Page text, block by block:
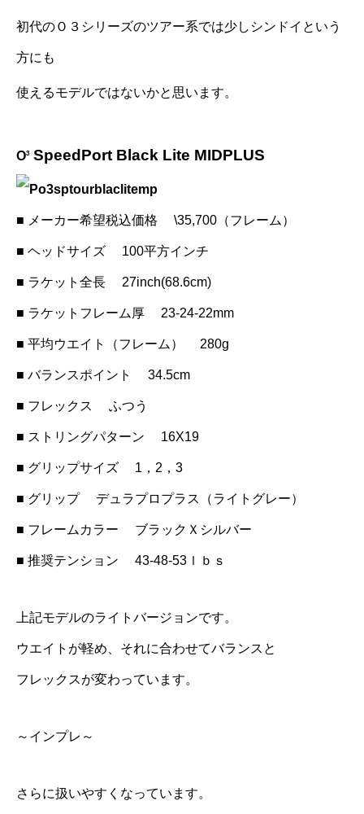
初代のＯ３シリーズのツアー系では少しシンドイという
方にも
使えるモデルではないかと思います。
O3 SpeedPort Black Lite MIDPLUS
■ メーカー希望税込価格 \35,700（フレーム）
■ ヘッドサイズ 100平方インチ
■ ラケット全長 27inch(68.6cm)
■ ラケットフレーム厚 23-24-22mm
■ 平均ウエイト（フレーム） 280g
■ バランスポイント 34.5cm
■ フレックス ふつう
■ ストリングパターン 16X19
■ グリップサイズ 1，2，3
■ グリップ デュラプロプラス（ライトグレー）
■ フレームカラー ブラックＸシルバー
■ 推奨テンション 43-48-53ｌｂｓ
上記モデルのライトバージョンです。
ウエイトが軽め、それに合わせてバランスと
フレックスが変わっています。
～インプレ～
さらに扱いやすくなっています。